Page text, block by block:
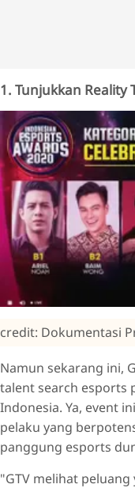
1. Tunjukkan Reality
credit: Dokumentasi
Namun sekarang ini,
talent search esports
Indonesia. Ya, event
pelaku yang
panggung esports
"GTV melihat